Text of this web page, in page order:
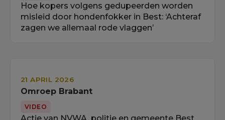
Hoe kopers volgens gedupeerden worden
misleid door hondenfokker in Best: ‘Achteraf
zagen we allemaal rode vlaggen’
21 APRIL 2026
Omroep Brabant
VIDEO